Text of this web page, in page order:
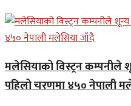
मलेसियाको विस्ट्रन कम्पनीले
पहिलो चरणमा ४५० नेपाली